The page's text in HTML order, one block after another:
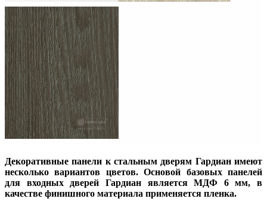
Декоративные панели к стальным дверям Гардиан имеют
несколько вариантов цветов. Основой базовых панелей
для входных дверей Гардиан является МДФ 6 мм, в
качестве финишного материала применяется пленка.